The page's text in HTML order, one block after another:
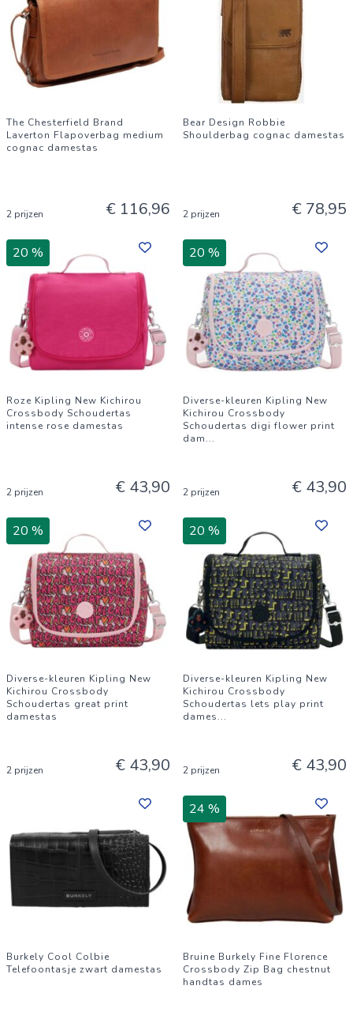
The Chesterfield Brand
Laverton Flapoverbag medium
cognac damestas
2 prijzen € 116,96
Bear Design Robbie
Shoulderbag cognac damestas
2 prijzen € 78,95
20 %
Roze Kipling New Kichirou
Crossbody Schoudertas
intense rose damestas
2 prijzen € 43,90
20 %
Diverse-kleuren Kipling New
Kichirou Crossbody
Schoudertas digi flower print
dam...
2 prijzen € 43,90
20 %
Diverse-kleuren Kipling New
Kichirou Crossbody
Schoudertas great print
damestas
2 prijzen € 43,90
20 %
Diverse-kleuren Kipling New
Kichirou Crossbody
Schoudertas lets play print
dames...
2 prijzen € 43,90
Burkely Cool Colbie
Telefoontasje zwart damestas
24 %
Bruine Burkely Fine Florence
Crossbody Zip Bag chestnut
handtas dames